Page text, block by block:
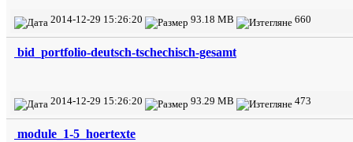
2014-12-29 15:26:20 93.18 MB 660
bid_portfolio-deutsch-tschechisch-gesamt
2014-12-29 15:26:20 93.29 MB 473
module_1-5_hoertexte